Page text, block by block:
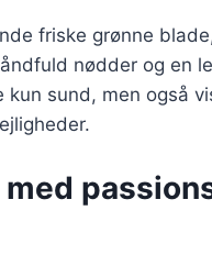
friske grønne
nødder og en
kun sund, men også